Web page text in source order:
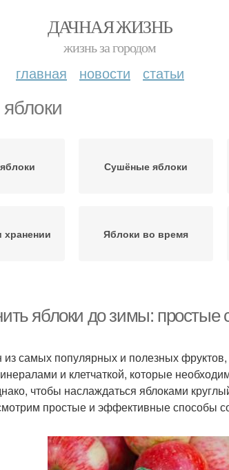
ДАЧНАЯ ЖИЗНЬ
жизнь за городом
главная новости статьи
Сушёные яблоки
хранении Яблоки во время
хранения
условиях
яблок
яблоки до зимы:
самых популярных и полезных
и клетчаткой, которые
чтобы наслаждаться яблоками
простые и эффективные способы